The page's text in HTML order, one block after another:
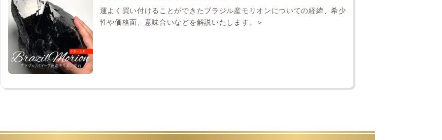
運よく買い付けることができたブラジル産モリオンについての経緯、希少
性や価格面、意味合いなどを解説いたします。＞